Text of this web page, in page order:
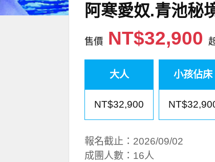
阿寒愛奴.青池秘
售價 NT$32,900
大人
NT$32,900
小孩佔床
報名截止：2026/09/02
成團人數：16人